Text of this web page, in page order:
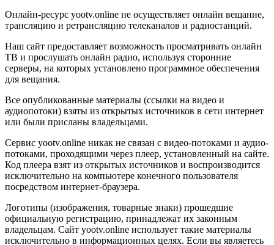
Онлайн-ресурс yootv.online не осуществляет онлайн вещание,
трансляцию и ретрансляцию телеканалов и радиостанций.
Наш сайт предоставляет возможность просматривать онлайн
ТВ и прослушать онлайн радио, используя сторонние
серверы, на которых установлено программное обеспечения
для вещания.
Все опубликованные материалы (ссылки на видео и
аудиопотоки) взяты из открытых источников в сети интернет
или были присланы владельцами.
Сервис yootv.online никак не связан с видео-потоками и аудио-
потоками, проходящими через плеер, установленный на сайте.
Код плеера взят из открытых источников и воспроизводится
исключительно на компьютере конечного пользователя
посредством интернет-браузера.
Логотипы (изображения, товарные знаки) прошедшие
официальную регистрацию, принадлежат их законным
владельцам. Сайт yootv.online использует такие материалы
исключительно в информационных целях. Если вы являетесь